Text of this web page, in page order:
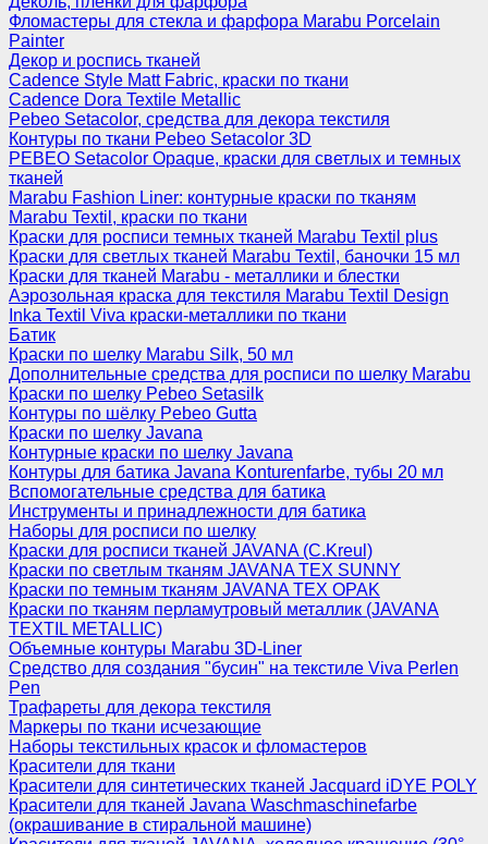
Фломастеры для стекла и фарфора Marabu Porcelain
Painter
Декор и роспись тканей
Cadence Style Matt Fabric, краски по ткани
Cadence Dora Textile Metallic
Pebeo Setacolor, средства для декора текстиля
Контуры по ткани Pebeo Setacolor 3D
PEBEO Setacolor Opaque, краски для светлых и темных
тканей
Marabu Fashion Liner: контурные краски по тканям
Marabu Textil, краски по ткани
Краски для росписи темных тканей Marabu Textil plus
Краски для светлых тканей Marabu Textil, баночки 15 мл
Краски для тканей Marabu - металлики и блестки
Аэрозольная краска для текстиля Marabu Textil Design
Inka Textil Viva краски-металлики по ткани
Батик
Краски по шелку Marabu Silk, 50 мл
Дополнительные средства для росписи по шелку Marabu
Краски по шелку Pebeo Setasilk
Контуры по шёлку Pebeo Gutta
Краски по шелку Javana
Контурные краски по шелку Javana
Контуры для батика Javana Konturenfarbe, тубы 20 мл
Вспомогательные средства для батика
Инструменты и принадлежности для батика
Наборы для росписи по шелку
Краски для росписи тканей JAVANA (C.Kreul)
Краски по светлым тканям JAVANA TEX SUNNY
Краски по темным тканям JAVANA TEX OPAK
Краски по тканям перламутровый металлик (JAVANA
TEXTIL METALLIC)
Объемные контуры Marabu 3D-Liner
Средство для создания "бусин" на текстиле Viva Perlen
Pen
Трафареты для декора текстиля
Маркеры по ткани исчезающие
Наборы текстильных красок и фломастеров
Красители для ткани
Красители для синтетических тканей Jacquard iDYE POLY
Красители для тканей Javana Waschmaschinefarbe
(окрашивание в стиральной машине)